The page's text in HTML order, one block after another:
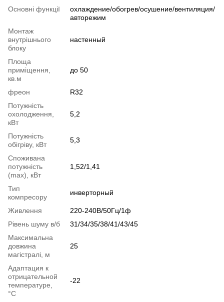
Основні функції
охлаждение/обогрев/осушение/вентиляция/
авторежим
Монтаж
внутрішнього
блоку
настенный
Площа
приміщення,
кв.м
до 50
фреон
R32
Потужність
охолодження,
кВт
5,2
Потужність
обігріву, кВт
5,3
Споживана
потужність
(max), кВт
1,52/1,41
Тип
компресору
инверторный
Живлення
220-240В/50Гц/1ф
Рівень шуму в/б
31/34/35/38/41/43/45
Максимальна
довжина
магістралі, м
25
Адаптация к
отрицательной
температуре,
°C
-22